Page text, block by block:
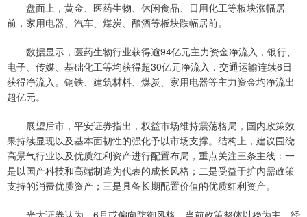
盘面上，黄金、医药生物、休闲食品、日用化工等板块涨幅居
前，家用电器、汽车、煤炭、酿酒等板块跌幅居前。
数据显示，医药生物行业获得逾94亿元主力资金净流入，银行、
电子、传媒、基础化工等均获得超30亿元净流入，交通运输连续6日
获得净流入。钢铁、建筑材料、煤炭、家用电器等主力资金均净流出
超亿元。
展望后市，平安证券指出，权益市场维持震荡格局，国内政策效
果持续显现以及基本面韧性的强化予以市场支撑。结构上，建议围绕
高景气行业以及优质红利资产进行配置布局，重点关注三条主线：一
是以国产科技和高端制造为代表的成长风格；二是受益于扩内需政策
支持的消费优质资产；三是具备长期配置价值的优质红利资产。